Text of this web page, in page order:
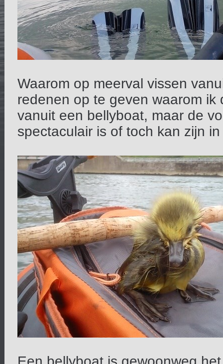
Waarom op meerval vissen
redenen op te geven waarom
vanuit een bellyboat, maar de
spectaculair is of toch kan zijn